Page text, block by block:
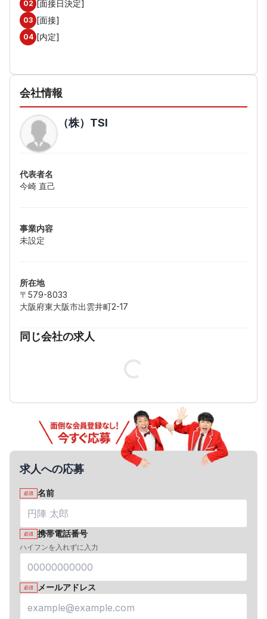
02 [面接日決定]
03 [面接]
04 [内定]
会社情報
（株）TSI
代表者名
今崎 直己
事業内容
未設定
所在地
〒579-8033
大阪府東大阪市出雲井町2-17
同じ会社の求人
求人への応募
必須 名前
必須 携帯電話番号
ハイフンを入れずに入力
必須 メールアドレス